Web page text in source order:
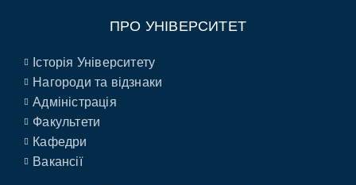
ПРО УНІВЕРСИТЕТ
Історія Університету
Нагороди та відзнаки
Адміністрація
Факультети
Кафедри
Вакансії